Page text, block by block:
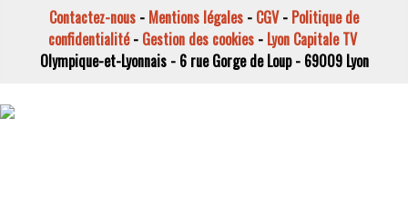
Contactez-nous - Mentions légales - CGV- Politique de
confidentialité- Gestion des cookies- Lyon Capitale TV
Olympique-et-Lyonnais - 6 rue Gorge de Loup - 69009 Lyon